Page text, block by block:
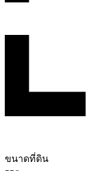
ขนาดที่ดิน